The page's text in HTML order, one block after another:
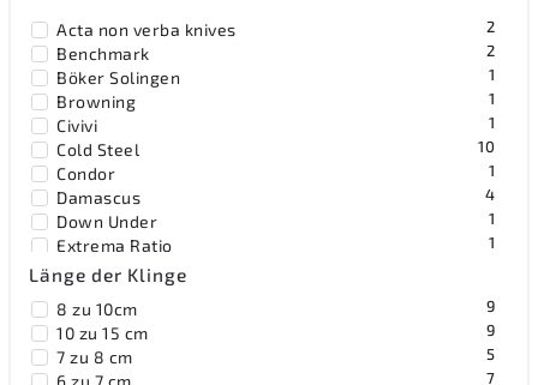
Acta non verba knives 2
Benchmark 2
Böker Solingen 1
Browning 1
Civivi 1
Cold Steel 10
Condor 1
Damascus 4
Down Under 1
Extrema Ratio 1
Fox Knives
Hibben 1
Joker Spain 2
Mantis 2
Länge der Klinge
8 zu 10cm 9
10 zu 15 cm 9
7 zu 8 cm 5
7